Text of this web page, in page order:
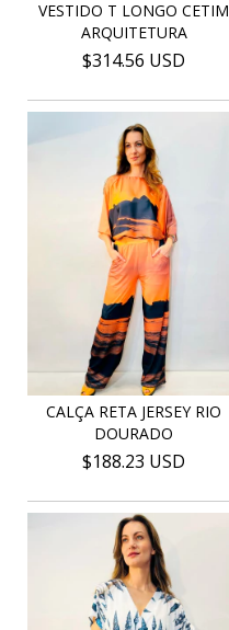
VESTIDO T LONGO CETIM
ARQUITETURA
$314.56 USD
CALÇA RETA JERSEY RIO
DOURADO
$188.23 USD